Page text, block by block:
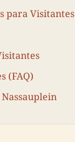
para Visitantes
(FAQ)